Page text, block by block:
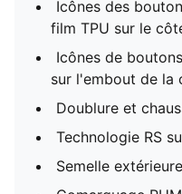
Icônes des
film TPU sur le
Icônes de
sur l'embout de la
Doublure et
Technologie RS
Semelle